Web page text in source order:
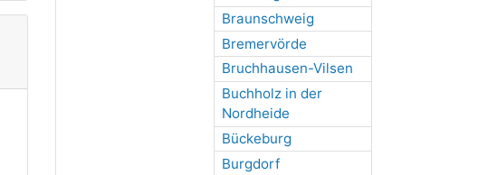
Braunschweig
Bremervörde
Bruchhausen-Vilsen
Buchholz in der
Nordheide
Bückeburg
Burgdorf